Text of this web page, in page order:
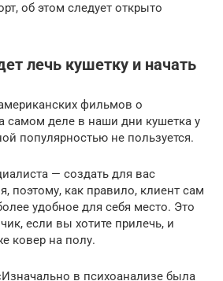
об этом следует открыто
лечь кушетку и начать
фильмов о
самом деле в наши дни кушетка у
популярностью не пользуется.
— создать для вас
поэтому, как правило, клиент сам
удобное для себя место. Это
если вы хотите прилечь, и
ковер на полу.
в психоанализе была